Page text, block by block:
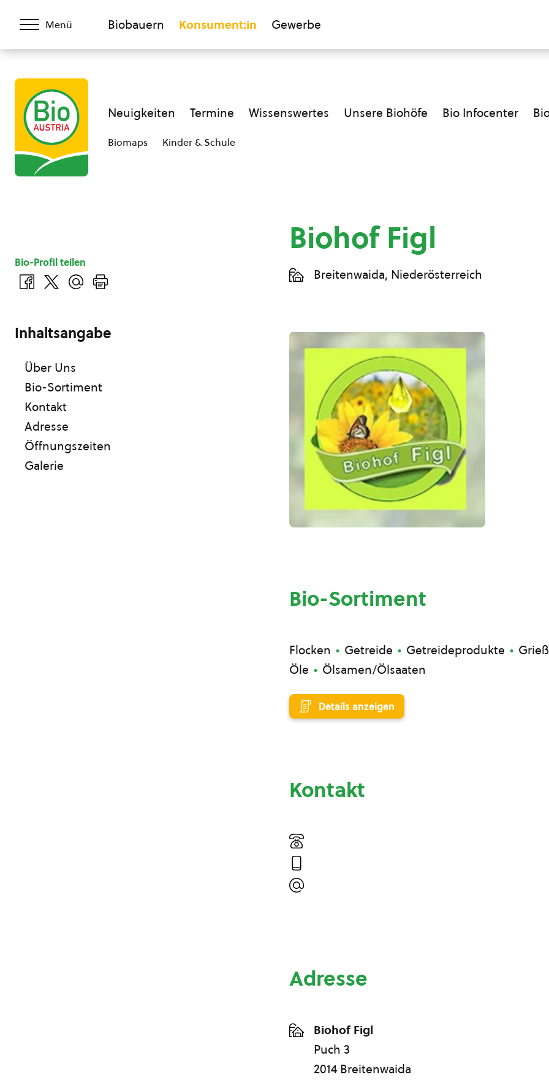
Menü Biobauern Konsument:in Gewerbe
Neuigkeiten Termine Wissenswertes Unsere Biohöfe Bio Infocenter
Biomaps Kinder & Schule
Biohof Figl
Breitenwaida, Niederösterreich
Bio-Sortiment
Flocken Getreide Getreideprodukte
Grieß
Öle
Ölsamen/Ölsaaten
Details anzeigen
Kontakt
Adresse
Biohof Figl
Puch 3
2014 Breitenwaida
Bio-Profil teilen
Inhaltsangabe
Über Uns
Bio-Sortiment
Kontakt
Adresse
Öffnungszeiten
Galerie